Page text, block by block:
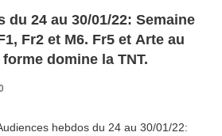
du 24 au 30/01/22: Semaine
Fr2 et M6. Fr5 et Arte au
domine la TNT.